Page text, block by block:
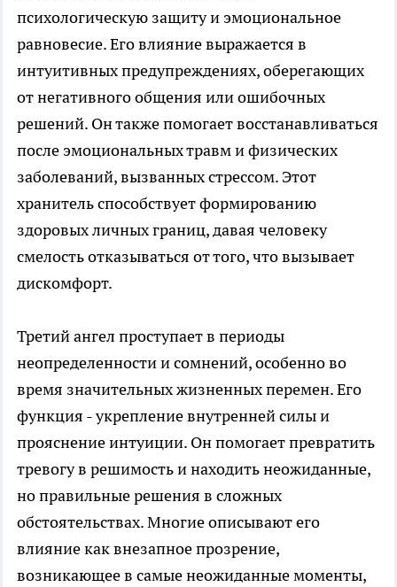
психологическую защиту и эмоциональное
равновесие. Его влияние выражается в
интуитивных предупреждениях, оберегающих
от негативного общения или ошибочных
решений. Он также помогает восстанавливаться
после эмоциональных травм и физических
заболеваний, вызванных стрессом. Этот
хранитель способствует формированию
здоровых личных границ, давая человеку
смелость отказываться от того, что вызывает
дискомфорт.
Третий ангел проступает в периоды
неопределенности и сомнений, особенно во
время значительных жизненных перемен. Его
функция - укрепление внутренней силы и
прояснение интуиции. Он помогает превратить
тревогу в решимость и находить неожиданные,
но правильные решения в сложных
обстоятельствах. Многие описывают его
влияние как внезапное прозрение,
возникающее в самые неожиданные моменты,